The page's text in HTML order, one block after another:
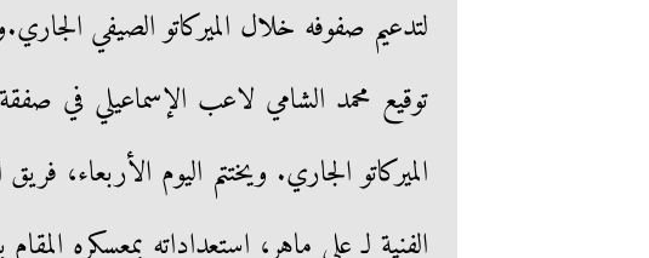
لتدعيم صفوفه خلال الميركاتو الصيفي
توقيع محمد الشامي لاعب الإسماعيلي في
الميركاتو الجاري. ويختتم اليوم الأربعاء،
الفنية لـ علي ماهر، استعداداته بمعسكره